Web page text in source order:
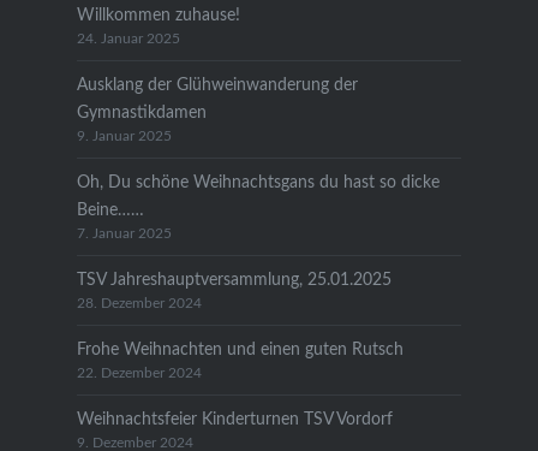
Willkommen zuhause!
24. Januar 2025
Ausklang der Glühweinwanderung der
Gymnastikdamen
9. Januar 2025
Oh, Du schöne Weihnachtsgans du hast so dicke
Beine……
7. Januar 2025
TSV Jahreshauptversammlung, 25.01.2025
28. Dezember 2024
Frohe Weihnachten und einen guten Rutsch
22. Dezember 2024
Weihnachtsfeier Kinderturnen TSV Vordorf
9. Dezember 2024